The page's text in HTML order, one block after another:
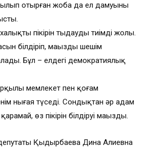
отырған жоба да ел дамуының
пікірін тыңдаудың тиімді жолы.
білдіріп, маңызды шешім
Бұл – елдегі демократиялық
мемлекет пен қоғам
нығая түседі. Сондықтан әр адам
өз пікірін білдіруі маңызды.
Қыдырбаева Дина Алиевна